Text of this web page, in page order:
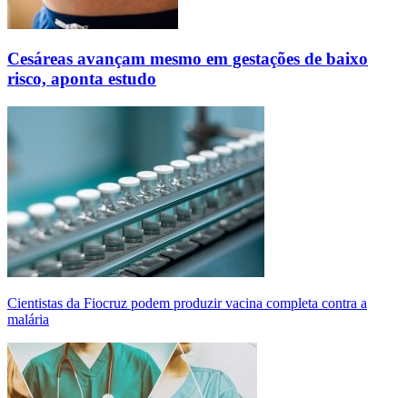
Cesáreas avançam mesmo em gestações de baixo
risco, aponta estudo
Cientistas da Fiocruz podem produzir vacina completa contra a
malária